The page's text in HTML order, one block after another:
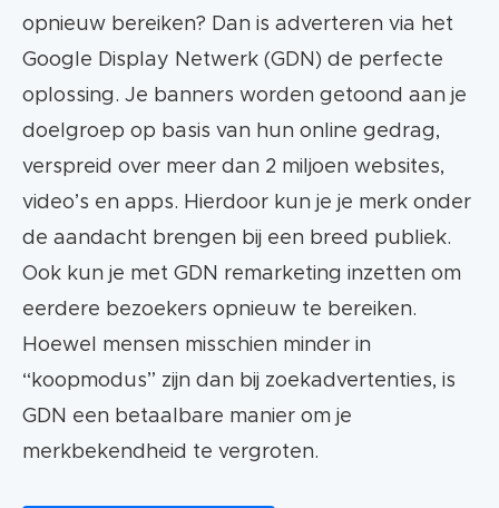
opnieuw bereiken? Dan is adverteren via het
Google Display Netwerk (GDN) de perfecte
oplossing. Je banners worden getoond aan je
doelgroep op basis van hun online gedrag,
verspreid over meer dan 2 miljoen websites,
video’s en apps. Hierdoor kun je je merk onder
de aandacht brengen bij een breed publiek.
Ook kun je met GDN remarketing inzetten om
eerdere bezoekers opnieuw te bereiken.
Hoewel mensen misschien minder in
“koopmodus” zijn dan bij zoekadvertenties, is
GDN een betaalbare manier om je
merkbekendheid te vergroten.